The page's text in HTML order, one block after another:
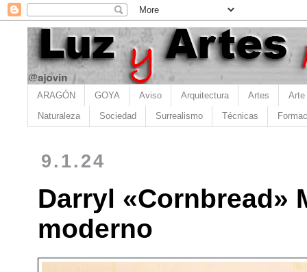
ARAGÓN GOYA Aviso Arquitectura Artes Arte
Naturaleza Sociedad Surrealismo Técnicas
9.1.24
Darryl «Cornbread»
moderno